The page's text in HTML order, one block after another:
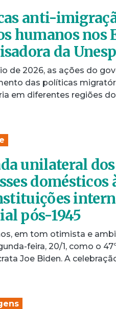
anti-
humanos nos
da Unesp
de 2026, as ações do
das políticas
em diferentes regiões
unilateral
domésticos
pós-1945
em tom otimista e
feira, 20/1, como o
Joe Biden. A